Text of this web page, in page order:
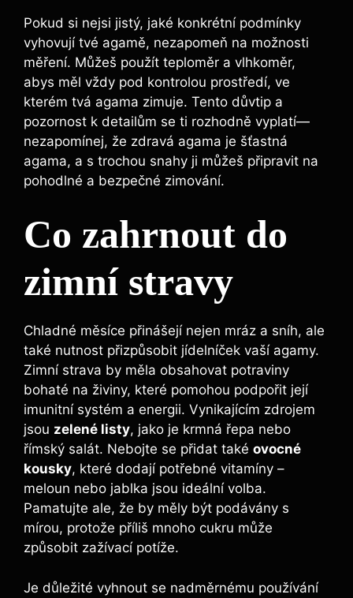
Pokud si nejsi jistý, jaké konkrétní podmínky
vyhovují tvé agamě, nezapomeň na možnosti
měření. Můžeš použít teploměr a vlhkoměr,
abys měl vždy pod kontrolou prostředí, ve
kterém tvá agama zimuje. Tento důvtip a
pozornost k detailům se ti rozhodně vyplatí—
nezapomínej, že zdravá agama je šťastná
agama, a s trochou snahy ji můžeš připravit na
pohodlné a bezpečné zimování.
Co zahrnout do
zimní stravy
Chladné měsíce přinášejí nejen mráz a sníh, ale
také nutnost přizpůsobit jídelníček vaší agamy.
Zimní strava by měla obsahovat potraviny
bohaté na živiny, které pomohou podpořit její
imunitní systém a energii. Vynikajícím zdrojem
jsou zelené listy, jako je krmná řepa nebo
římský salát. Nebojte se přidat také ovocné
kousky, které dodají potřebné vitamíny –
meloun nebo jablka jsou ideální volba.
Pamatujte ale, že by měly být podávány s
mírou, protože příliš mnoho cukru může
způsobit zažívací potíže.
Je důležité vyhnout se nadměrnému používání